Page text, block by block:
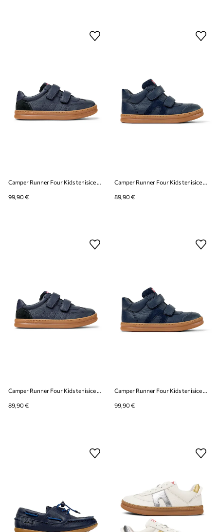
Camper Runner Four Kids tenisice za djecu
99,90 €
Camper Runner Four Kids tenisice za djecu
89,90 €
Camper Runner Four Kids tenisice za djecu
89,90 €
Camper Runner Four Kids tenisice za djecu
99,90 €